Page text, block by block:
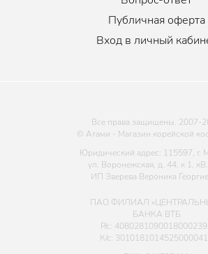
Публичная оферта
Вход в личный
Все права защищены. 2007-
© Атами - Магазин корейской
Юридический адрес: 115597, г.
ул. Воронежская, д. 44, к 1,
ИП Зверева Вероника
ПАО ФИЛИАЛ
БАНКА ВТБ
Р/с:
К/с: